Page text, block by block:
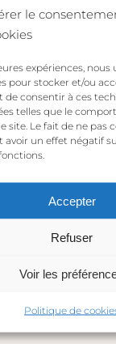
le
expériences,
pour stocker et/ou
de consentir à ces
telles que le
site. Le fait de ne pas
un effet négatif
Accepter
Refuser
Voir les
Politique de
à laisser
or”
e-mail ne
obligatoires